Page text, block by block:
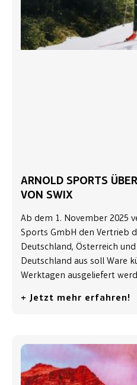
ARNOLD SPORTS
VON SWIX
Ab dem 1. November 2025
Sports GmbH den Vertrieb
Deutschland, Österreich
Deutschland aus soll Ware
Werktagen ausgeliefert
+ Jetzt mehr erfahren!